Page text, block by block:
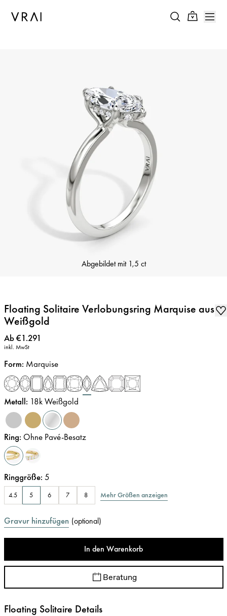
Abgebildet mit 1,5 ct
Floating Solitaire Verlobungsring Marquise aus
Weißgold
Preis:
Ab €1.291
inkl. MwSt
Form: Marquise
Metall: 18k Weißgold
Ring: Ohne Pavé-Besatz
Ringgröße: 5
4.5 5 6 7 8 Mehr Größen anzeigen
Gravur hinzufügen (optional)
In den Warenkorb
Beratung
Floating Solitaire Details